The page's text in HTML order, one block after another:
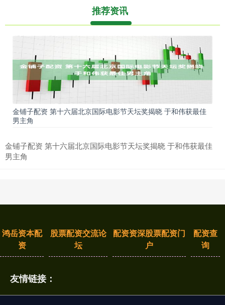
推荐资讯
金铺子配资 第十六届北京国际电影节天坛奖揭晓 于和伟获最佳
男主角
金铺子配资 第十六届北京国际电影节天坛奖揭晓 于和伟获最佳
男主角
鸿岳资本配
资
股票配资交流论
坛
配资资深股票配资门
户
配资查
询
友情链接：